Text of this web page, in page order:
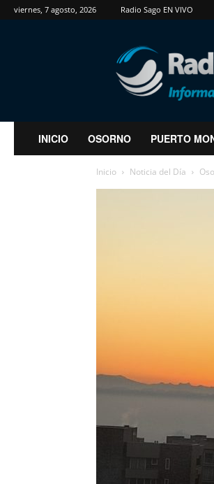
viernes, 7 agosto, 2026 Radio Sago EN VIVO
RadioSago
INICIO OSORNO PUERTO
Inicio Noticia del Día